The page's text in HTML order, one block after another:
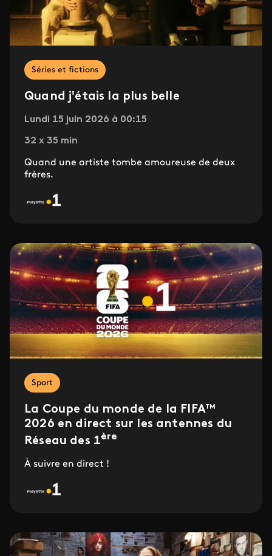
Séries et fictions
Quand j'étais la plus belle
Lundi 15 juin 2026 à 00:15
32 x 35 min
Quand une artiste tombe amoureuse de deux
frères.
Sport
La Coupe du monde de la FIFA™
2026 en direct sur les antennes du
Réseau des 1ère
À suivre en direct !